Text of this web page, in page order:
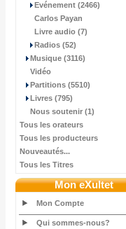
Evénement (2466)
Carlos Payan
Livre audio (7)
Radios (52)
Musique (3116)
Vidéo
Partitions (5510)
Livres (795)
Nous soutenir (1)
Tous les orateurs
Tous les producteurs
Nouveautés...
Tous les Titres
Mon eXultet
Mon Compte
Qui sommes-nous?